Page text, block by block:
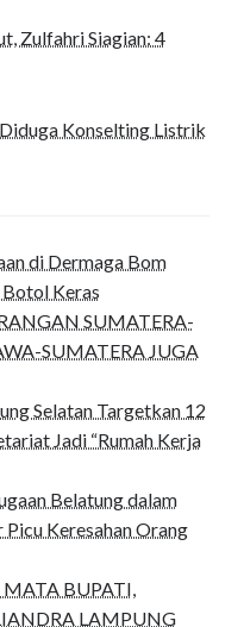
Zulfahri Siagian: 4
Konselting Listrik
di Dermaga Bom
Keras
SUMATERA-
SUMATERA JUGA
Selatan Targetkan 12
Jadi “Rumah Kerja
Belatung dalam
Keresahan Orang
MATA BUPATI,
LAMPUNG